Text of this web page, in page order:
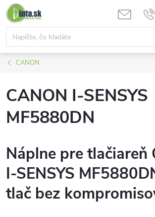
Prejsť
na
obsah
CANON
CANON I-SENSYS
MF5880DN
Náplne pre tlačiareň
I-SENSYS
tlač bez